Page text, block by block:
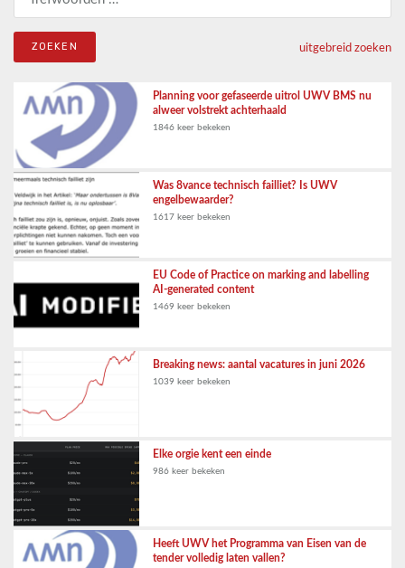
uitgebreid zoeken
Planning voor gefaseerde uitrol UWV BMS nu
alweer volstrekt achterhaald
1846 keer bekeken
Was 8vance technisch failliet? Is UWV
engelbewaarder?
1617 keer bekeken
EU Code of Practice on marking and labelling
AI-generated content
1469 keer bekeken
Breaking news: aantal vacatures in juni 2026
1039 keer bekeken
Elke orgie kent een einde
986 keer bekeken
Heeft UWV het Programma van Eisen van de
tender volledig laten vallen?